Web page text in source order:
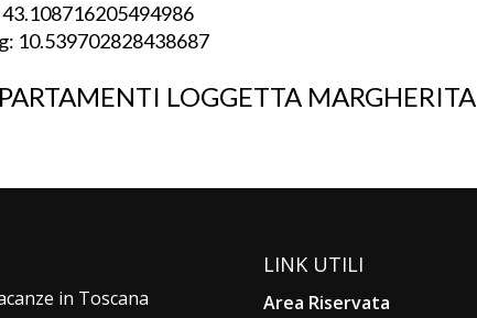
10.539702828438687
LOGGETTA MARGHERITA
in Toscana
LINK UTILI
Area Riservata